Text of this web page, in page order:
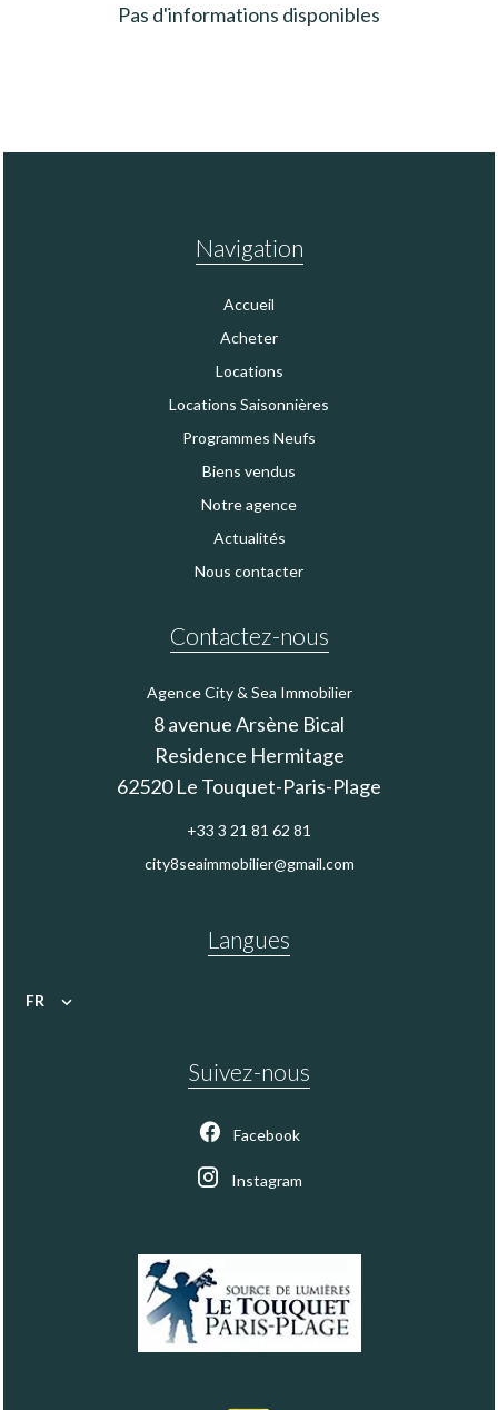
Pas d'informations disponibles
Navigation
Accueil
Acheter
Locations
Locations Saisonnières
Programmes Neufs
Biens vendus
Notre agence
Actualités
Nous contacter
Contactez-nous
Agence City & Sea Immobilier
8 avenue Arsène Bical
Residence Hermitage
62520Le Touquet-Paris-Plage
+33 3 21 81 62 81
city8seaimmobilier@gmail.com
Langues
FR
Suivez-nous
Facebook
Instagram